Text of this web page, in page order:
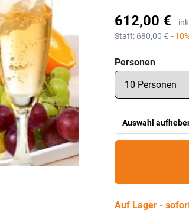
Preis
612,00 €
Statt:680,00 €
Personen
Auswahl
Auf Lager -